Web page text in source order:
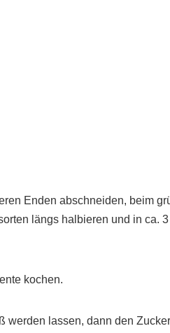
Enden abschneiden, beim
längs halbieren und in ca.
kochen.
werden lassen, dann den